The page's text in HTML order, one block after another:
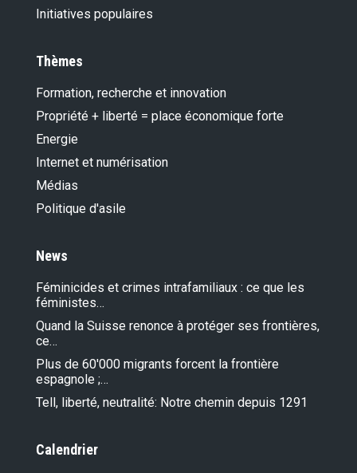
Initiatives populaires
Thèmes
Formation, recherche et innovation
Propriété + liberté = place économique forte
Energie
Internet et numérisation
Médias
Politique d'asile
News
Féminicides et crimes intrafamiliaux : ce que les
féministes…
Quand la Suisse renonce à protéger ses frontières,
ce…
Plus de 60'000 migrants forcent la frontière
espagnole ;…
Tell, liberté, neutralité: Notre chemin depuis 1291
Calendrier